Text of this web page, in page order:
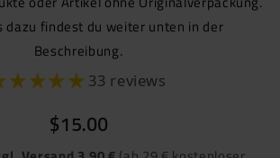
dazu findest du weiter unten in der
Beschreibung.
33 reviews
$15.00